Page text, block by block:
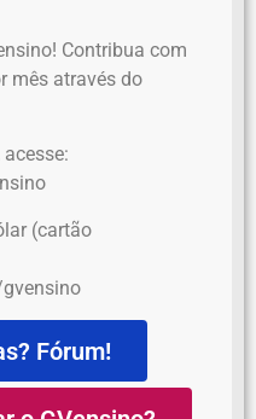
Contribua com
mês através do
(cartão
Fórum!